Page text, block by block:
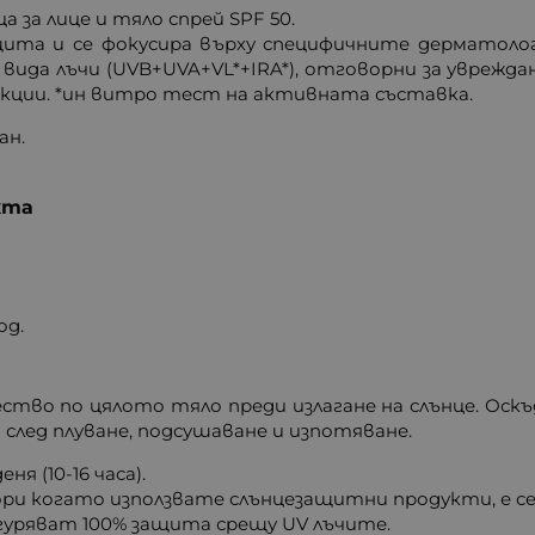
за лице и тяло спрей SPF 50.
и се фокусира върху специфичните
лъчи (UVB+UVA+VL*+IRA*), отговорни за
*ин витро тест на активната съставка.
по цялото тяло преди излагане на слънце.
плуване, подсушаване и изпотяване.
(10-16 часа).
когато използвате слънцезащитни продукти, е
100% защита срещу UV лъчите.